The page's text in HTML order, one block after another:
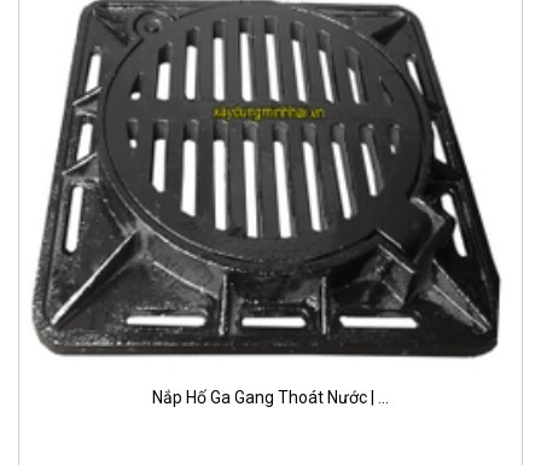
Nắp Hố Ga Gang Thoát Nước | ...